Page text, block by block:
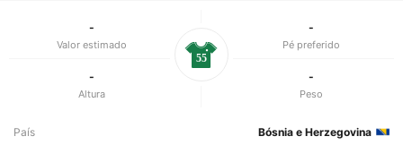
-
Valor estimado
-
Pé preferido
-
Altura
-
Peso
55
País Bósnia e Herzegovina